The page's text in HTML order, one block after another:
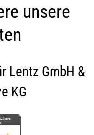
unsere
Lentz GmbH &
KG
.org